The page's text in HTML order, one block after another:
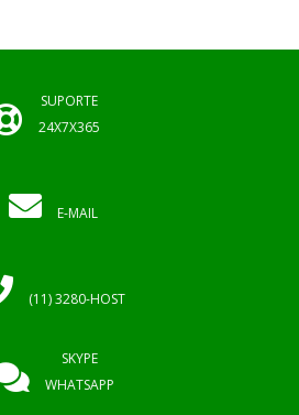
SUPORTE
24X7X365
E-MAIL
(11) 3280-HOST
SKYPE
WHATSAPP